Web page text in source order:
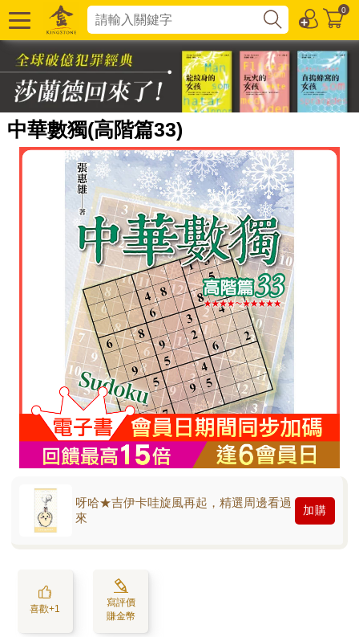
0
中華數獨(高階篇33)
呀哈★吉伊卡哇旋風再起，精選周邊看過
來
加購
喜歡+1
寫評價
賺金幣